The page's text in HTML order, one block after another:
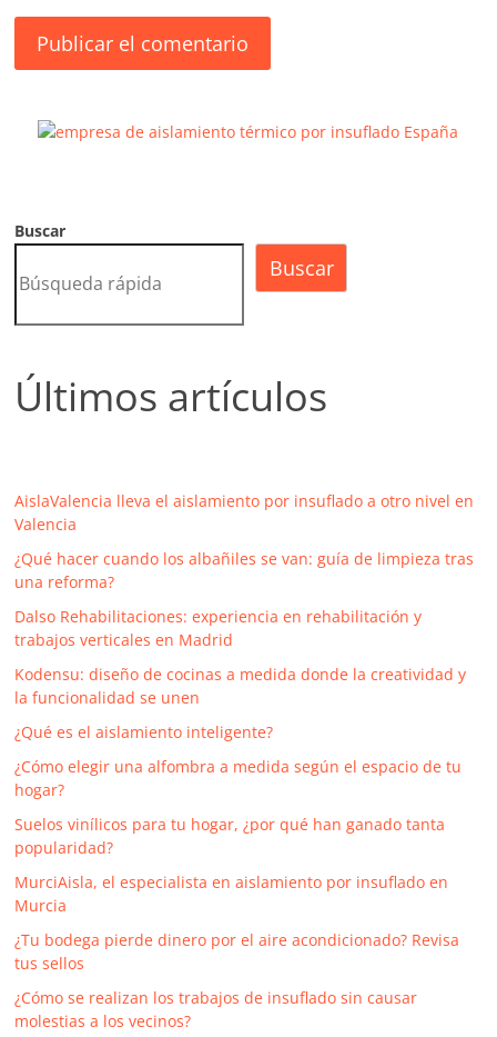
Buscar
Buscar
Últimos artículos
AislaValencia lleva el aislamiento por insuflado a otro nivel en
Valencia
¿Qué hacer cuando los albañiles se van: guía de limpieza tras
una reforma?
Dalso Rehabilitaciones: experiencia en rehabilitación y
trabajos verticales en Madrid
Kodensu: diseño de cocinas a medida donde la creatividad y
la funcionalidad se unen
¿Qué es el aislamiento inteligente?
¿Cómo elegir una alfombra a medida según el espacio de tu
hogar?
Suelos vinílicos para tu hogar, ¿por qué han ganado tanta
popularidad?
MurciAisla, el especialista en aislamiento por insuflado en
Murcia
¿Tu bodega pierde dinero por el aire acondicionado? Revisa
tus sellos
¿Cómo se realizan los trabajos de insuflado sin causar
molestias a los vecinos?